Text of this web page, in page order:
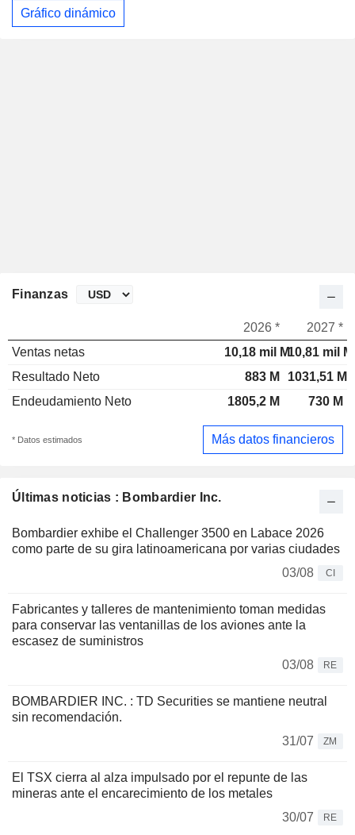
Gráfico dinámico
Últimas noticias : Bombardier Inc.
Bombardier exhibe el Challenger 3500 en Labace 2026
como parte de su gira latinoamericana por varias ciudades
03/08
CI
Fabricantes y talleres de mantenimiento toman medidas
para conservar las ventanillas de los aviones ante la
escasez de suministros
03/08
RE
BOMBARDIER INC. : TD Securities se mantiene neutral
sin recomendación.
31/07
ZM
El TSX cierra al alza impulsado por el repunte de las
mineras ante el encarecimiento de los metales
30/07
RE
Finanzas
2026 *
2027 *
Ventas netas
10,18 mil M10,81 mil M
Resultado Neto
883 M
1031,51 M
Endeudamiento Neto
1805,2 M 730 M
* Datos estimados Más datos financieros